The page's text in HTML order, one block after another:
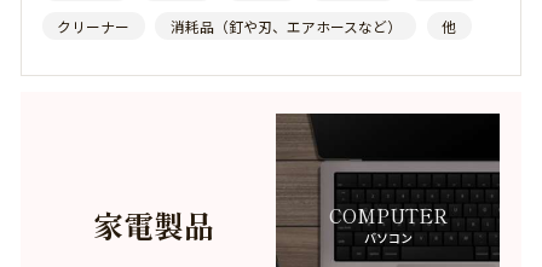
PIAGET -ピアジェ-
-ヒステリックグラマー-
FREDERIQUE CONSTANT -ﾌﾚﾃﾞﾘｯｸｺﾝｽﾀﾝﾄ-
クリーナー
消耗品（釘や刃、エアホースなど） 他
家電製品 COMPUTER
バソコン